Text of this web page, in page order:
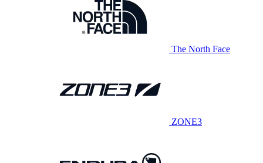
The North Face
ZONE3